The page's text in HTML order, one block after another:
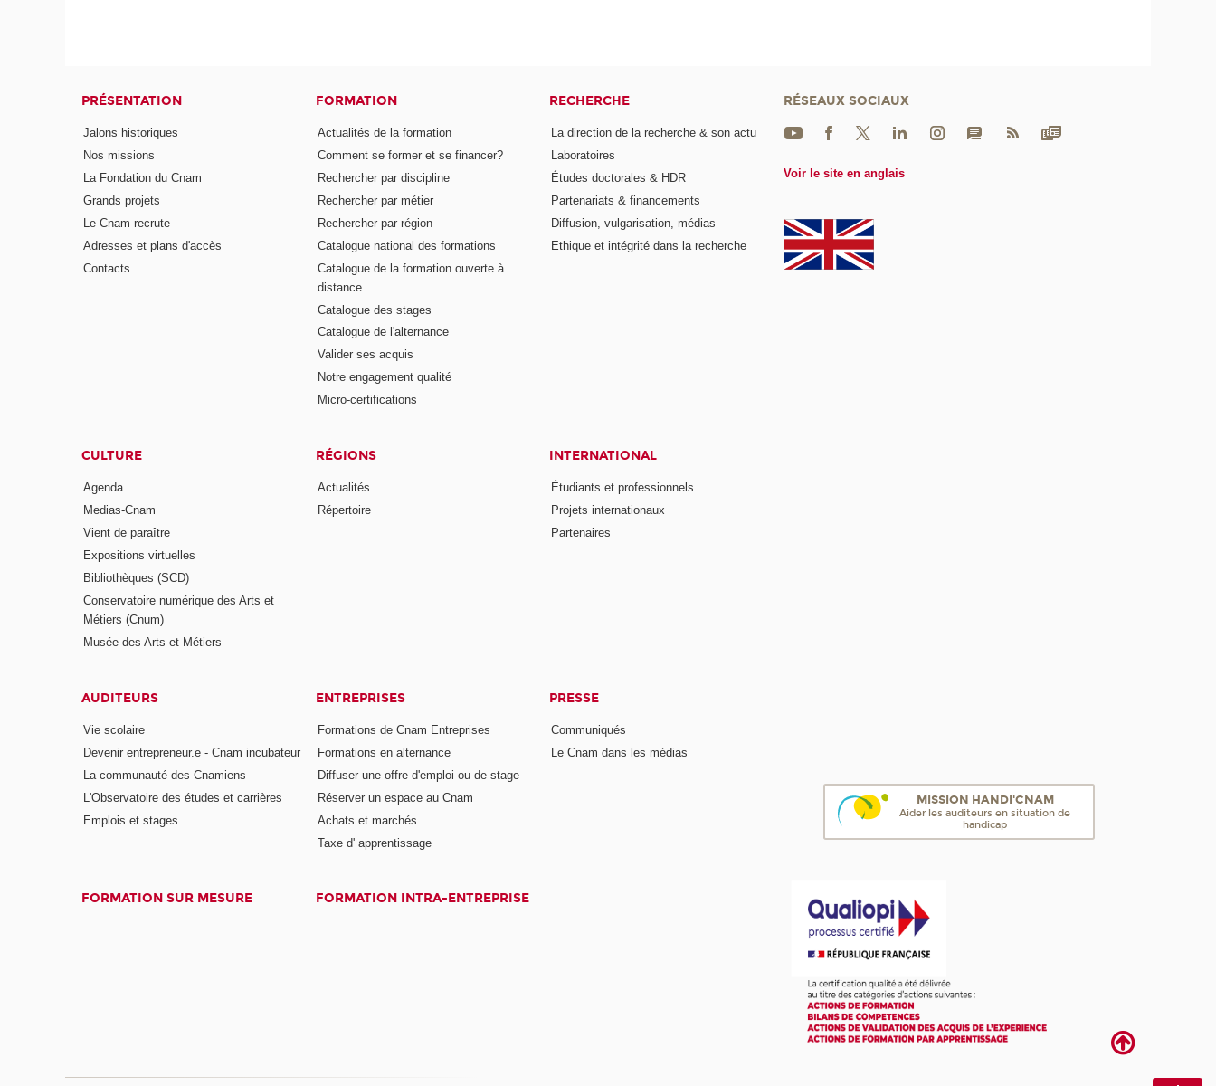
PRÉSENTATION
Jalons historiques
Nos missions
La Fondation du Cnam
Grands projets
Le Cnam recrute
Adresses et plans d'accès
Contacts
FORMATION
Actualités de la formation
Comment se former et se financer?
Rechercher par discipline
Rechercher par métier
Rechercher par région
Catalogue national des formations
Catalogue de la formation ouverte à
distance
Catalogue des stages
Catalogue de l'alternance
Valider ses acquis
Notre engagement qualité
Micro-certifications
RECHERCHE
La direction de la recherche & son actu
Laboratoires
Études doctorales & HDR
Partenariats & financements
Diffusion, vulgarisation, médias
Ethique et intégrité dans la recherche
CULTURE
Agenda
Medias-Cnam
Vient de paraître
Expositions virtuelles
Bibliothèques (SCD)
Conservatoire numérique des Arts et
Métiers (Cnum)
Musée des Arts et Métiers
RÉGIONS
Actualités
Répertoire
INTERNATIONAL
Étudiants et professionnels
Projets internationaux
Partenaires
AUDITEURS
Vie scolaire
Devenir entrepreneur.e - Cnam incubateur
La communauté des Cnamiens
L'Observatoire des études et carrières
Emplois et stages
ENTREPRISES
Formations de Cnam Entreprises
Formations en alternance
Diffuser une offre d'emploi ou de stage
Réserver un espace au Cnam
Achats et marchés
Taxe d' apprentissage
PRESSE
Communiqués
Le Cnam dans les médias
FORMATION SUR MESURE FORMATION INTRA-ENTREPRISE
RÉSEAUX SOCIAUX
Voir le site en anglais
MISSION HANDI'CNAM
Aider les auditeurs en situation de
handicap